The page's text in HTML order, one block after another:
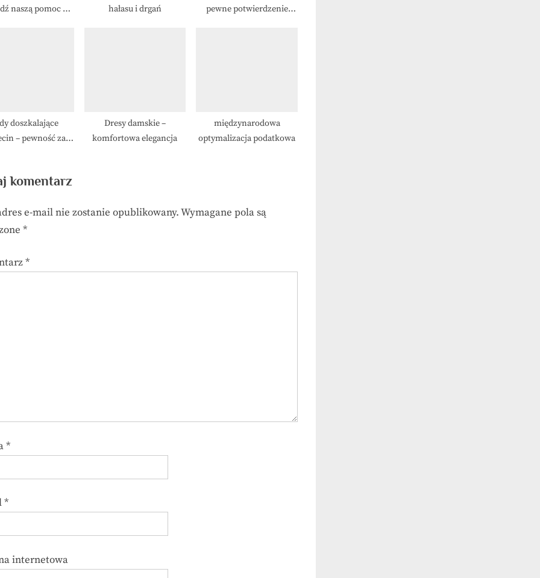
naszą pomoc w
hałasu i drgań
pewne potwierdzenie
doszkalające
– pewność za
Dresy damskie –
komfortowa elegancja
międzynarodowa
optymalizacja podatkowa
komentarz
e-mail nie zostanie opublikowany.Wymagane pola są
*
*
*
*
internetowa